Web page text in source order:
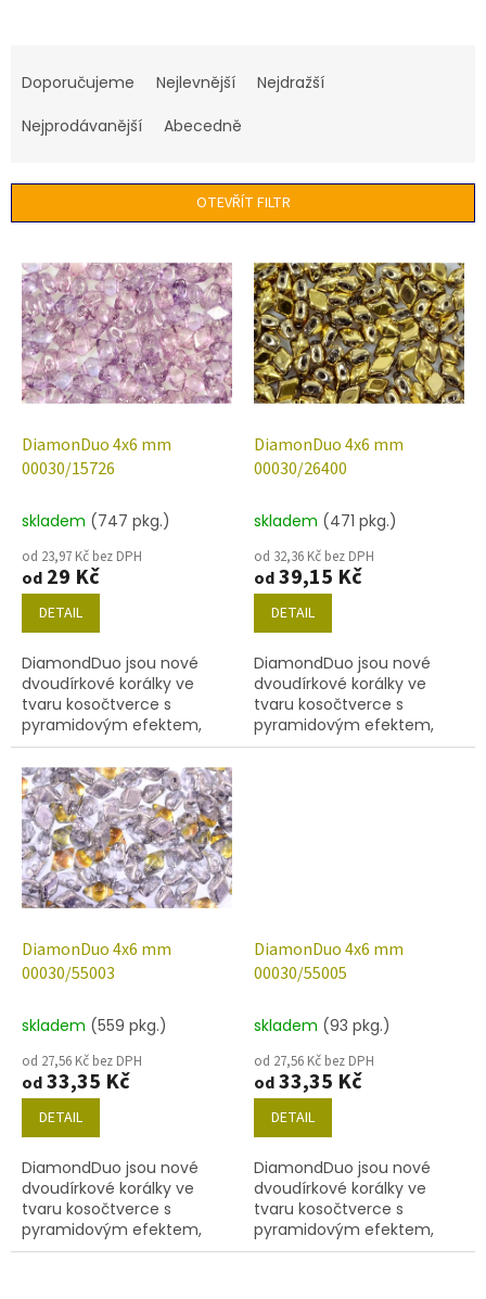
í
r
Doporučujeme Nejlevnější
Nejdražší
Nejprodávanější
Abecedně
OTEVŘÍT FILTR
p
p
DiamonDuo 4x6 mm
00030/15726
skladem (747 pkg.)
od 23,97 Kč bez DPH
od 29 Kč
DETAIL
DiamondDuo jsou nové
dvoudírkové korálky ve
tvaru kosočtverce s
pyramidovým efektem,
velikost 4x6 mm, obsah
balení 20 ks nebo níže
uvedené. Barva křišťál s
dekorem 15726.
DiamonDuo 4x6 mm
00030/26400
skladem (471 pkg.)
od 32,36 Kč bez DPH
od39,15 Kč
DETAIL
DiamondDuo jsou nové
dvoudírkové korálky ve
tvaru kosočtverce s
pyramidovým efektem,
velikost 4x6 mm, obsah
DiamonDuo 4x6 mm
00030/55003
skladem (559 pkg.)
od 27,56 Kč bez DPH
od33,35 Kč
DETAIL
DiamondDuo jsou nové
dvoudírkové korálky ve
tvaru kosočtverce s
pyramidovým efektem,
velikost 4x6 mm, obsah
DiamonDuo 4x6 mm
00030/55005
skladem (93 pkg.)
od 27,56 Kč bez DPH
od33,35 Kč
DETAIL
DiamondDuo jsou nové
dvoudírkové korálky ve
tvaru kosočtverce s
pyramidovým efektem,
velikost 4x6 mm, obsah